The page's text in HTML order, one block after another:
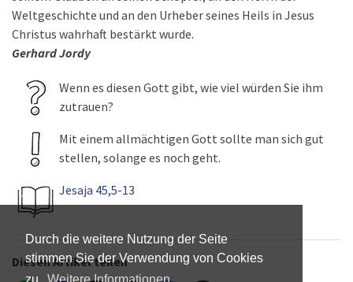
Durch die weitere Nutzung der Seite
stimmen Sie der Verwendung von Cookies
Weltgeschichte und an den Urheber seines Heils in Jesus
Christus wahrhaft bestärkt wurde.
Gerhard Jordy
Wenn es diesen Gott gibt, wie viel würden Sie ihm
zutrauen?
Mit einem allmächtigen Gott sollte man sich gut
stellen, solange es noch geht.
Jesaja 45,5-13
Diesen Artikel teilen